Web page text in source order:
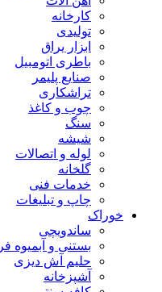
کارخانه
تولیدی
ابزار یراق
باطری اتومبیل
صنایع پلیمر
تراشکاری
چوب و کاغذ
سنگ
شیشه
لوله و اتصالات
گلخانه
خدمات فنی
چاپ و تبلیغات
خوراک
ساندویچی
بستنی و آبمیوه
حلیم آش دیزی
آشپزخانه